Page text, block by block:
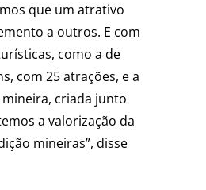
que um atrativo
a outros. E com
como a de
com 25 atrações, e a
criada junto
a valorização da
mineiras”, disse